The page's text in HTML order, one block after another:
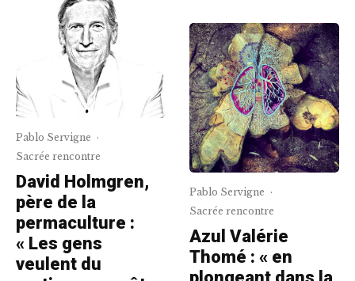
Pablo Servigne ·
Sacrée rencontre
David Holmgren,
père de la
permaculture :
« Les gens
veulent du
Pablo Servigne ·
Sacrée rencontre
Azul Valérie
Thomé : « en